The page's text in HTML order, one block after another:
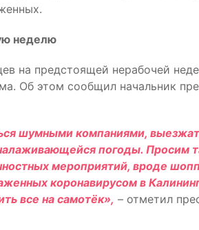
неделю
на предстоящей нерабочей
Об этом сообщил начальник
шумными компаниями,
погоды. Просим
мероприятий, вроде
коронавирусом в
все на самотёк», – отметил